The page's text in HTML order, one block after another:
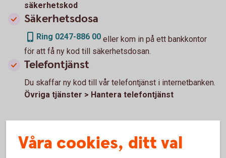
säkerhetskod
Säkerhetsdosa
Ring 0247-886 00 eller kom in på ett bankkontor
för att få ny kod till säkerhetsdosan.
Telefontjänst
Du skaffar ny kod till vår telefontjänst i internetbanken.
Övriga tjänster > Hantera telefontjänst
Spärra körkort eller pass
Våra cookies, ditt val